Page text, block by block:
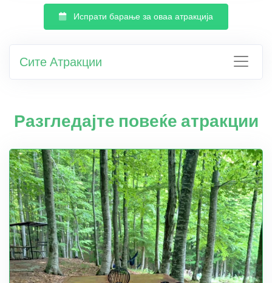
Испрати барање за оваа атракција
Сите Атракции
Разгледајте повеќе атракции